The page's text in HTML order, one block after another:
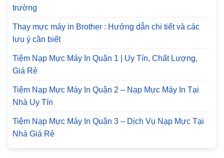
trường
Thay mực máy in Brother : Hướng dẫn chi tiết và các
lưu ý cần biết
Tiệm Nạp Mực Máy In Quận 1 | Uy Tín, Chất Lượng,
Giá Rẻ
Tiệm Nạp Mực Máy In Quận 2 – Nạp Mực Máy In Tại
Nhà Uy Tín
Tiệm Nạp Mực Máy In Quận 3 – Dịch Vụ Nạp Mực Tại
Nhà Giá Rẻ